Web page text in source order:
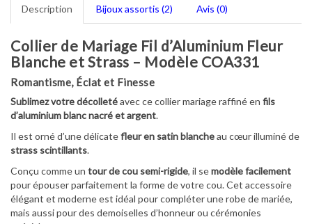
Description Bijoux assortis (2) Avis (0)
Collier de Mariage Fil d’Aluminium Fleur
Blanche et Strass – Modèle COA331
Romantisme, Éclat et Finesse
Sublimez votre décolletéavec ce collier mariage raffiné en fils
d’aluminium blanc nacré et argent.
Il est orné d’une délicatefleur en satin blancheau cœur illuminé de
strass scintillants.
Conçu comme un tour de cou semi-rigide, il semodèle facilement
pour épouser parfaitement la forme de votre cou. Cet accessoire
élégant et moderne est idéal pour compléter une robe de mariée,
mais aussi pour des demoiselles d’honneur ou cérémonies